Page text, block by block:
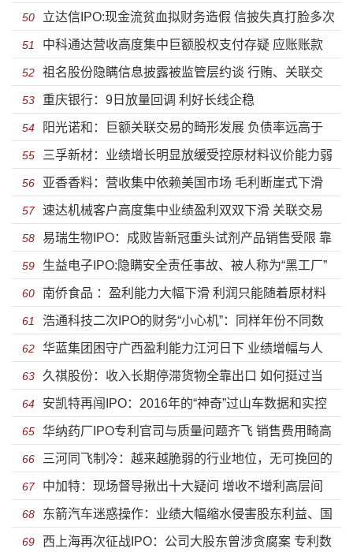
圈钱？
50 立达信IPO:现金流贫血拟财务造假 信披失真打脸多次
违规违法
51 中科通达营收高度集中巨额股权支付存疑 应账账款
飙升毛利率大幅下滑负债率畸高
52 祖名股份隐瞒信息披露被监管层约谈 行贿、关联交
易全被翻出来了令人嘘叹
53 重庆银行：9日放量回调 利好长线企稳
54 阳光诺和：巨额关联交易的畸形发展 负债率远高于
同行盈利能力出现波动
55 三孚新材：业绩增长明显放缓受控原材料议价能力弱
现金流承压募资高比例补血
56 亚香香料：营收集中依赖美国市场 毛利断崖式下滑
危机时刻高悬
57 速达机械客户高度集中业绩盈利双双下滑 关联交易
复杂涉同业竞争
58 易瑞生物IPO：成败皆新冠重头试剂产品销售受限 靠
政府补助供应商堪忧
59 生益电子IPO:隐瞒安全责任事故、被人称为“黑工厂”
也能上市？
60 南侨食品 ：盈利能力大幅下滑 利润只能随着原材料
价格波动上下起舞
61 浩通科技二次IPO的财务“小心机”：同样年份不同数
据 完美避开申报期
62 华蓝集团困守广西盈利能力江河日下 业绩增幅与人
均创收远低于同行投资价值偏弱
63 久祺股份：收入长期停滞货物全靠出口 如何挺过当
下全面收缩的外部世界
64 安凯特再闯IPO：2016年的“神奇”过山车数据和实控
人家族的蹊跷股权
65 华纳药厂IPO专利官司与质量问题齐飞 销售费用畸高
利润猛跌
66 三河同飞制冷：越来越脆弱的行业地位，无可挽回的
毛利率下降
67 中加特：现场督导揪出十大疑问 增收不增利高层间
“利益输送”纠缠不清
68 东箭汽车迷惑操作：业绩大幅缩水侵害股东利益、国
际市场乏力仍野心勃勃扩大产能
69 西上海再次征战IPO：公司大股东曾涉贪腐案 专利数